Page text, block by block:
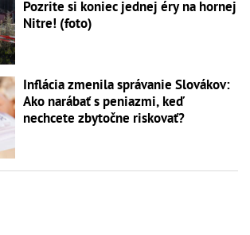
Pozrite si koniec jednej éry na hornej
Nitre! (foto)
Inflácia zmenila správanie Slovákov:
Ako narábať s peniazmi, keď
nechcete zbytočne riskovať?